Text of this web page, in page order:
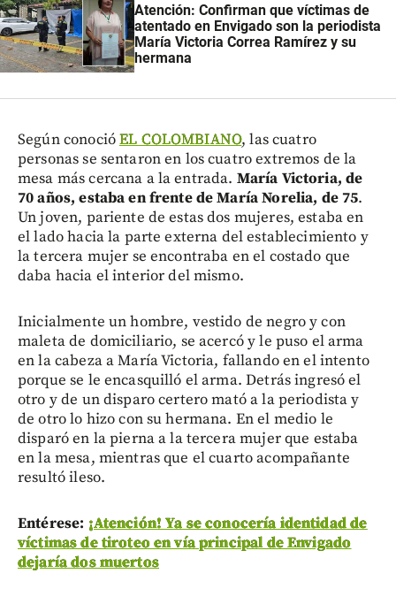
Atención: Confirman que víctimas de
atentado en Envigado son la periodista
María Victoria Correa Ramírez y su
hermana
Según conocióEL COLOMBIANO, las cuatro
personas se sentaron en los cuatro extremos de la
mesa más cercana a la entrada. María Victoria, de
70 años, estaba en frente de María Norelia, de 75.
Un joven, pariente de estas dos mujeres, estaba en
el lado hacia la parte externa del establecimiento y
la tercera mujer se encontraba en el costado que
daba hacia el interior del mismo.
Inicialmente un hombre, vestido de negro y con
maleta de domiciliario, se acercó y le puso el arma
en la cabeza a María Victoria, fallando en el intento
porque se le encasquilló el arma. Detrás ingresó el
otro y de un disparo certero mató a la periodista y
de otro lo hizo con su hermana. En el medio le
disparó en la pierna a la tercera mujer que estaba
en la mesa, mientras que el cuarto acompañante
resultó ileso.
Entérese: ¡Atención! Ya se conocería identidad de
víctimas de tiroteo en vía principal de Envigado
dejaría dos muertos